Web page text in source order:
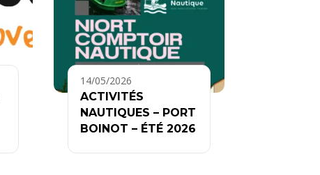
14/05/2026
ACTIVITÉS
NAUTIQUES – PORT
BOINOT – ÉTÉ 2026